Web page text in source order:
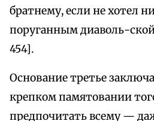
братнему, если не хотел
поруганным диаволь-
454].
Основание третье
крепком памятовании
предпочитать всему —